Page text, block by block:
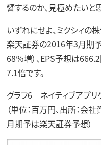
響するのか、見極めたいと
いずれにせよ、ミクシィの
楽天証券の2016年3月期
68％増）、EPS予想は
7.1倍です。
グラフ6 ネイティブアプ
（単位：百万円、出所：会
月期予は楽天証券予想）